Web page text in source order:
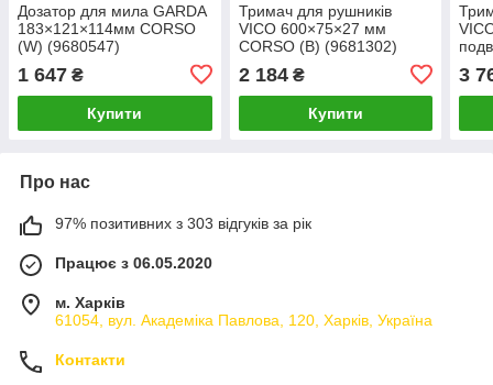
Дозатор для мила GARDA
183×121×114мм CORSO
(W) (9680547)
1 647 ₴
Купити
Тримач для рушників
VICO 600×75×27 мм
CORSO (B) (9681302)
2 184₴
Купити
3
Про нас
97% позитивних з 303 відгуків за рік
Працює з 06.05.2020
м. Харків
61054, вул. Академіка Павлова, 120, Харків, Україна
Контакти